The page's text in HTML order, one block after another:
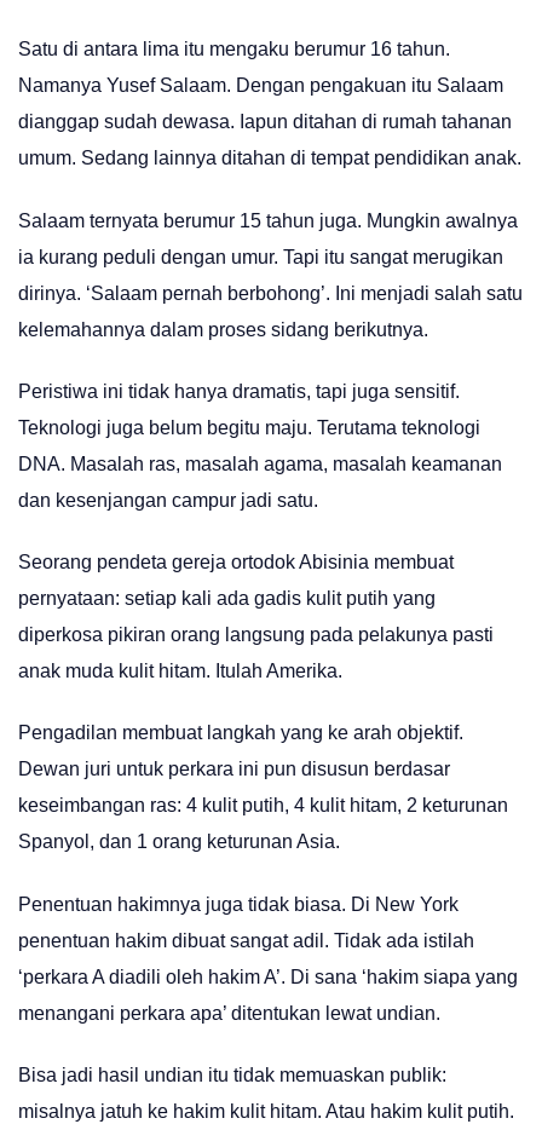
Satu di antara lima itu mengaku berumur 16 tahun.
Namanya Yusef Salaam. Dengan pengakuan itu Salaam
dianggap sudah dewasa. Iapun ditahan di rumah tahanan
umum. Sedang lainnya ditahan di tempat pendidikan anak.
Salaam ternyata berumur 15 tahun juga. Mungkin awalnya
ia kurang peduli dengan umur. Tapi itu sangat merugikan
dirinya. ‘Salaam pernah berbohong’. Ini menjadi salah satu
kelemahannya dalam proses sidang berikutnya.
Peristiwa ini tidak hanya dramatis, tapi juga sensitif.
Teknologi juga belum begitu maju. Terutama teknologi
DNA. Masalah ras, masalah agama, masalah keamanan
dan kesenjangan campur jadi satu.
Seorang pendeta gereja ortodok Abisinia membuat
pernyataan: setiap kali ada gadis kulit putih yang
diperkosa pikiran orang langsung pada pelakunya pasti
anak muda kulit hitam. Itulah Amerika.
Pengadilan membuat langkah yang ke arah objektif.
Dewan juri untuk perkara ini pun disusun berdasar
keseimbangan ras: 4 kulit putih, 4 kulit hitam, 2 keturunan
Spanyol, dan 1 orang keturunan Asia.
Penentuan hakimnya juga tidak biasa. Di New York
penentuan hakim dibuat sangat adil. Tidak ada istilah
‘perkara A diadili oleh hakim A’. Di sana ‘hakim siapa yang
menangani perkara apa’ ditentukan lewat undian.
Bisa jadi hasil undian itu tidak memuaskan publik:
misalnya jatuh ke hakim kulit hitam. Atau hakim kulit putih.